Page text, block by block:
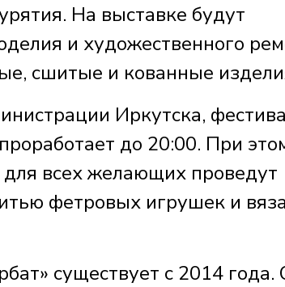
На выставке будут
и художественного
сшитые и кованные
Иркутска,
до 20:00. При
всех желающих проведут
фетровых игрушек и
существует с 2014 года.